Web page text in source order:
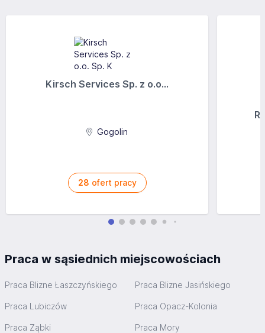
Kirsch Services Sp. z o.o...
Gogolin
28 ofert pracy
Praca w sąsiednich miejscowościach
Praca Blizne Łaszczyńskiego Praca Blizne Jasińskiego
Praca Lubiczów Praca Opacz-Kolonia
Praca Ząbki Praca Mory